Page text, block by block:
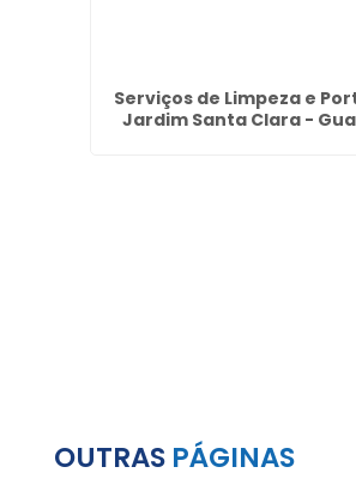
Serviços de Limpeza e
Jardim Santa Clara -
OUTRAS PÁGINAS